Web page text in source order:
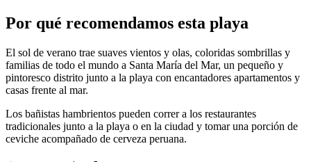
Por qué recomendamos esta playa
El sol de verano trae suaves vientos y olas, coloridas sombrillas y
familias de todo el mundo a Santa María del Mar, un pequeño y
pintoresco distrito junto a la playa con encantadores apartamentos y
casas frente al mar.
Los bañistas hambrientos pueden correr a los restaurantes
tradicionales junto a la playa o en la ciudad y tomar una porción de
ceviche acompañado de cerveza peruana.